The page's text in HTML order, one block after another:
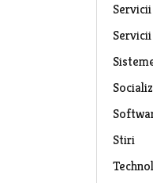
Servicii
Stiri